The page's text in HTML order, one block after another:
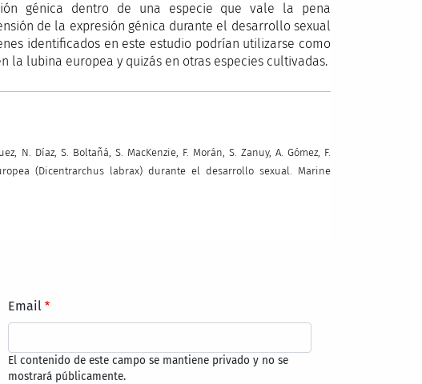
génica dentro de una especie que vale la pena
de la expresión génica durante el desarrollo sexual
identificados en este estudio podrían utilizarse como
la lubina europea y quizás en otras especies cultivadas.
N. Díaz, S. Boltañá, S. MacKenzie, F. Morán, S. Zanuy, A. Gómez, F.
(Dicentrarchus labrax) durante el desarrollo sexual. Marine
Email
El contenido de este campo se mantiene privado y no se
mostrará públicamente.